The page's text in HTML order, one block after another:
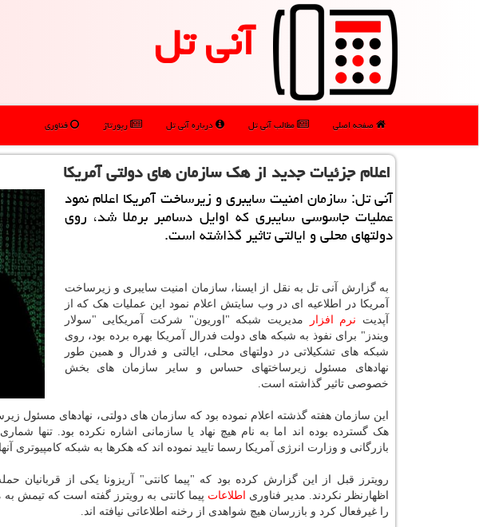
آنی تل
صفحه اصلی مطالب آنی تل درباره آنی تل رپورتاژ فناوری
اعلام جزئیات جدید از هك سازمان های دولتی آمریكا
آنی تل: سازمان امنیت سایبری و زیرساخت آمریکا اعلام نمود
عملیات جاسوسی سایبری که اوایل دسامبر برملا شد، روی
دولتهای محلی و ایالتی تاثیر گذاشته است.
به گزارش آنی تل به نقل از ایسنا، سازمان امنیت سایبری و زیرساخت
آمریکا در اطلاعیه ای در وب سایتش اعلام نمود این عملیات هک که از
آپدیت نرم افزار
مدیریت شبکه "اوریون" شرکت آمریکایی "سولار
ویندز" برای نفوذ به شبکه های دولت فدرال آمریکا بهره برده بود، روی
شبکه های تشکیلاتی در دولتهای محلی، ایالتی و فدرال و همین طور
نهادهای مسئول زیرساختهای حساس و سایر سازمان های بخش
خصوصی تاثیر گذاشته است.
این سازمان هفته گذشته اعلام نموده بود که سازمان های دولتی، نهادهای مسئول
هک گسترده بوده اند اما به نام هیچ نهاد یا سازمانی اشاره نکرده بود. تنها
بازرگانی و وزارت انرژی آمریکا رسما تایید نموده اند که هکرها به شبکه کامپیوتری
رویترز قبل از این گزارش کرده بود که "پیما کانتی" آریزونا یکی از قربانیان
اظهارنظر نکردند. مدیر فناوری اطلاعات پیما کانتی به رویترز گفته است که تیمش
را غیرفعال کرد و بازرسان هیچ شواهدی از رخنه اطلاعاتی نیافته اند.